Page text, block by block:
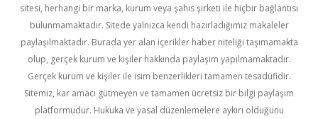
sitesi, herhangi bir marka, kurum veya şahıs şirketi ile hiçbir bağlantısı
bulunmamaktadır. Sitede yalnızca kendi hazırladığımız makaleler
paylaşılmaktadır. Burada yer alan içerikler haber niteliği taşımamakta
olup, gerçek kurum ve kişiler hakkında paylaşım yapılmamaktadır.
Gerçek kurum ve kişiler ile isim benzerlikleri tamamen tesadüfidir.
Sitemiz, kar amacı gütmeyen ve tamamen ücretsiz bir bilgi paylaşım
platformudur. Hukuka ve yasal düzenlemelere aykırı olduğunu